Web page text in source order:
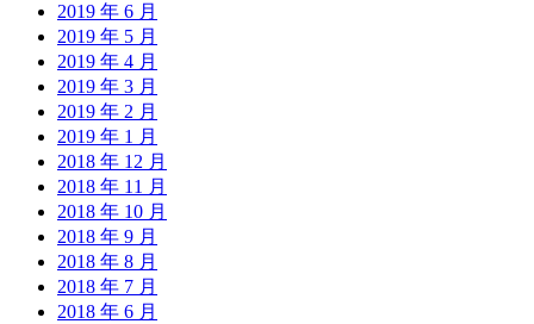
2019 年 6 月
2019 年 5 月
2019 年 4 月
2019 年 3 月
2019 年 2 月
2019 年 1 月
2018 年 12 月
2018 年 11 月
2018 年 10 月
2018 年 9 月
2018 年 8 月
2018 年 7 月
2018 年 6 月